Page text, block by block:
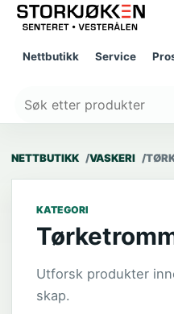
Nettbutikk Service
NETTBUTIKK VASKERI
KATEGORI
Utforsk produkter
skap.